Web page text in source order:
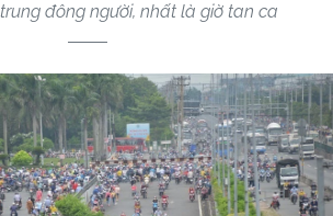
đông người, nhất là giờ tan ca